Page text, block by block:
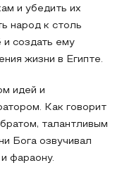
и убедить их
народ к столь
создать ему
жизни в Египте.
идей и
Как говорит
талантливым
Бога озвучивал
фараону.